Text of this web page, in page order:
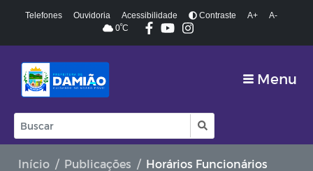
Telefones Ouvidoria Acessibilidade Contraste A+
A-
0ºC
Menu
Início Publicações Horários Funcionários